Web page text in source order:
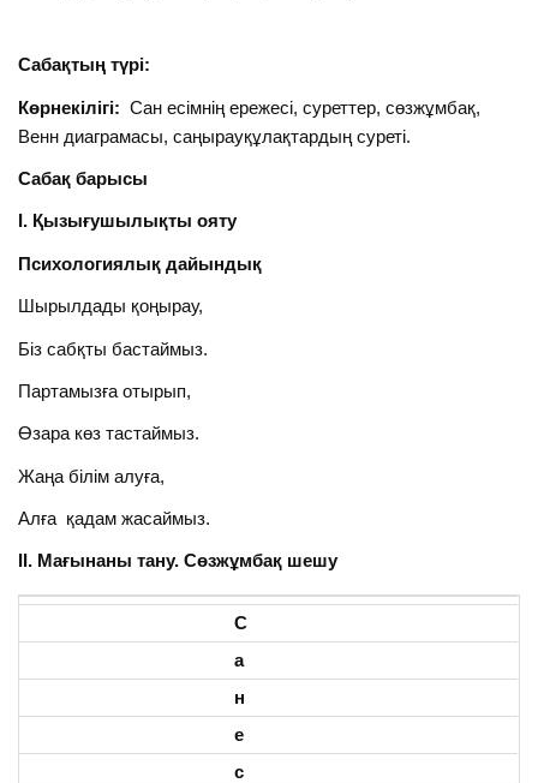
Сабақтың түрі:
Көрнекілігі: Сан есімнің ережесі, суреттер, сөзжұмбақ,
Венн диаграмасы, саңырауқұлақтардың суреті.
Сабақ барысы
І. Қызығушылықты ояту
Психологиялық дайындық
Шырылдады қоңырау,
Біз сабқты бастаймыз.
Партамызға отырып,
Өзара көз тастаймыз.
Жаңа білім алуға,
Алға қадам жасаймыз.
ІІ. Мағынаны тану. Сөзжұмбақ шешу
С
а
н
е
с